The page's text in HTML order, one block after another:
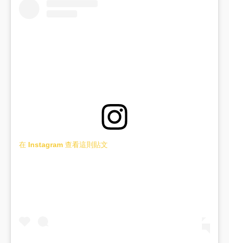
在 Instagram 查看這則貼文